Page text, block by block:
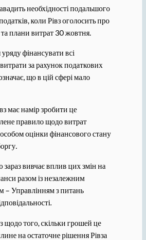
необхідності подальшого
коли Рівз оголосить про
плани витрат 30 жовтня.
фінансувати всі
за рахунок податкових
що в цій сфері мало
має намір зробити це
правило щодо витрат
оцінки фінансового стану
зараз вивчає вплив цих змін на
разом із незалежним
– Управлінням з питань
щодо того, скільки грошей це
на остаточне рішення Рівза